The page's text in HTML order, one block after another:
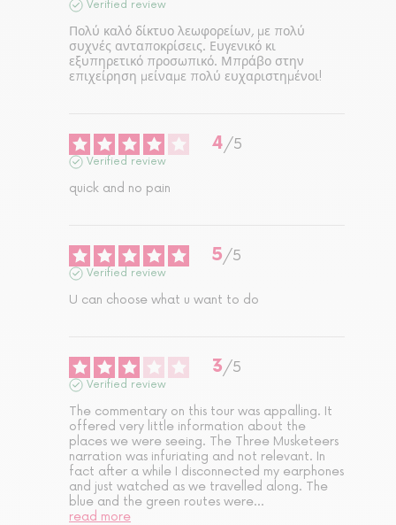
Verified review
Πολύ καλό δίκτυο λεωφορείων, με πολύ
συχνές ανταποκρίσεις. Ευγενικό κι
εξυπηρετικό προσωπικό. Μπράβο στην
επιχείρηση μείναμε πολύ ευχαριστημένοι!
4/5
Verified review
quick and no pain
5/5
Verified review
U can choose what u want to do
3/5
Verified review
The commentary on this tour was appalling. It
offered very little information about the
places we were seeing. The Three Musketeers
narration was infuriating and not relevant. In
fact after a while I disconnected my earphones
and just watched as we travelled along. The
blue and the green routes were...
read more